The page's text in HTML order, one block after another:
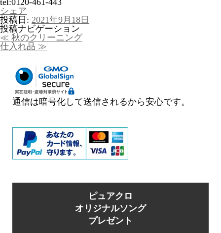
tel:0120-461-443
シェア
投稿日: 2021年9月18日
投稿ナビゲーション
≪ 秋のクリーニング
仕入れ品 ≫
通信は暗号化して送信されるから安心です。
ピュアクロ
オリジナルソング
プレゼント